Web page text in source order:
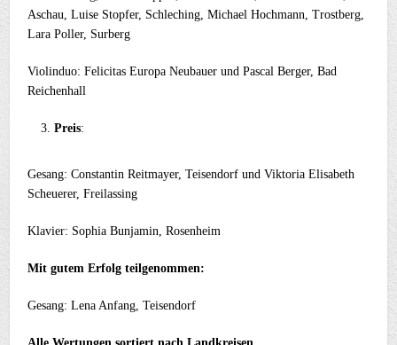
Aschau, Luise Stopfer, Schleching, Michael Hochmann, Trostberg,
Lara Poller, Surberg
Violinduo: Felicitas Europa Neubauer und Pascal Berger, Bad
Reichenhall
Preis:
Gesang: Constantin Reitmayer, Teisendorf und Viktoria Elisabeth
Scheuerer, Freilassing
Klavier: Sophia Bunjamin, Rosenheim
Mit gutem Erfolg teilgenommen:
Gesang: Lena Anfang, Teisendorf